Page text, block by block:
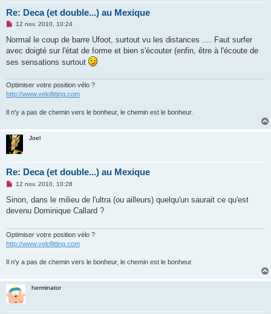
Re: Deca (et double...) au Mexique
M
s
a
g
o
n
l
12 nov. 2010, 10:24
Normal le coup de barre Ufoot, surtout vu les distances .... Faut surfer
avec doigté sur l'état de forme et bien s'écouter (enfin, être à l'écoute de
ses sensations surtout
Optimiser votre position vélo ?
http://www.velofitting.com
Il n'y a pas de chemin vers le bonheur, le chemin est le bonheur.
Joel
Re: Deca (et double...) au Mexique
M
s
a
n
o
n
u
12 nov. 2010, 10:28
Sinon, dans le milieu de l'ultra (ou ailleurs) quelqu'un saurait ce qu'est
devenu Dominique Callard ?
Optimiser votre position vélo ?
http://www.velofitting.com
Il n'y a pas de chemin vers le bonheur, le chemin est le bonheur.
herminator